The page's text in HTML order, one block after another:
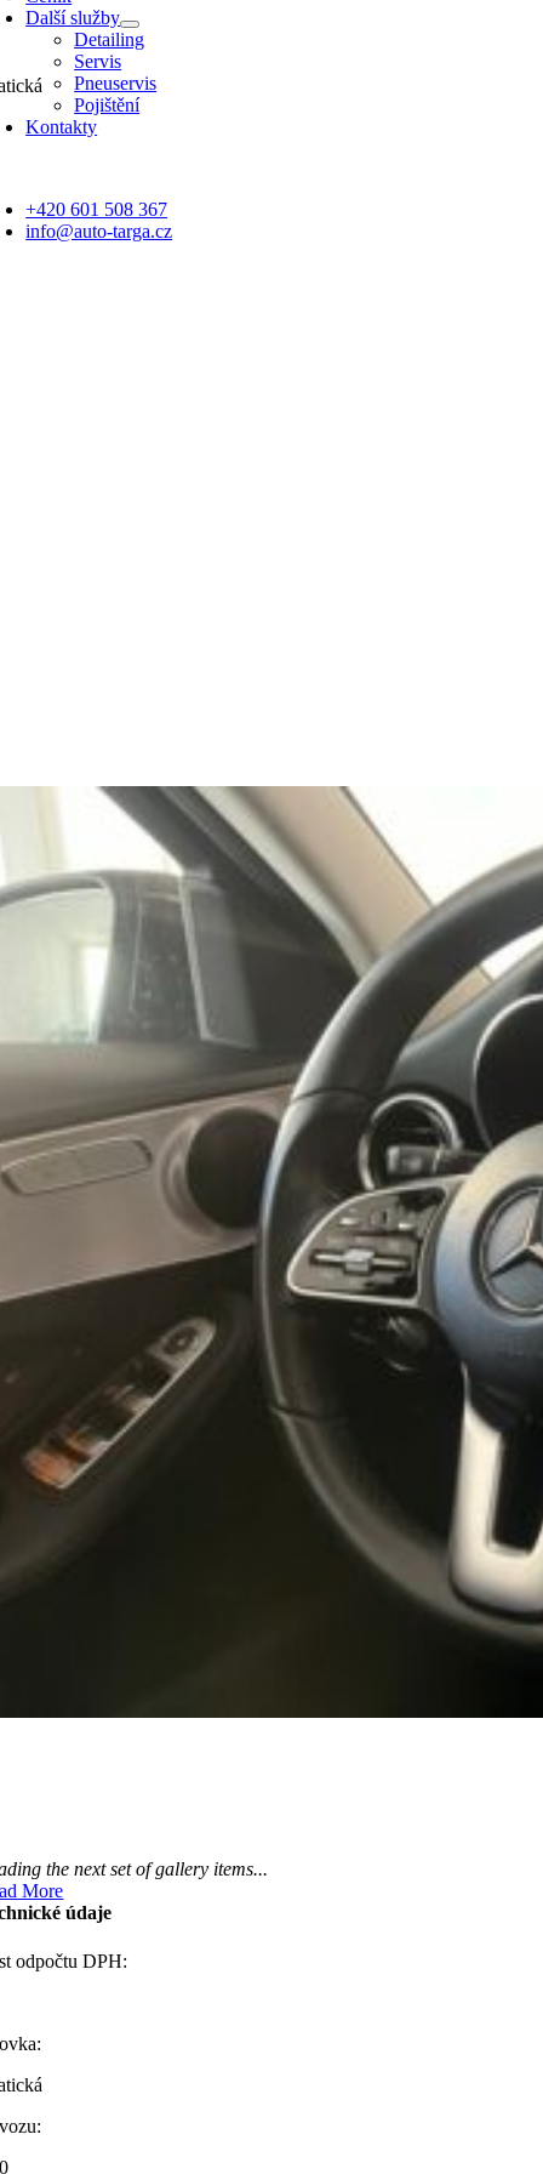
Další služby
Detailing
Servis
Pneuservis
Pojištění
Kontakty
+420 601 508 367
info@auto-targa.cz
the next set of gallery items...
More
údaje
odpočtu DPH: